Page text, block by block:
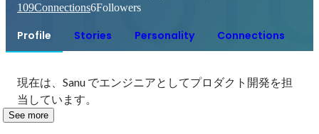
109Connections6Followers
Profile Stories Personality Connections
現在は、Sanu でエンジニアとしてプロダクト開発を担
当しています。
See more